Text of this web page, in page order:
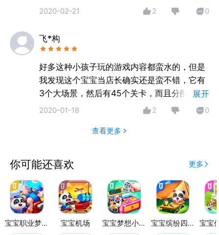
实还蛮不错的，老鼠喜欢偷吃东西，所以在里
不光让她玩了，确实潜移默化的也学到了些小
知识。
2020-02-21 2 0
飞*构
好多这种小孩子玩的游戏内容都蛮水的，但是
我发现这个宝宝当店长确实还是蛮不错，它有
3个大场景，然后有45个关卡，而且分配房间
也是需要有一定的常识的，不能随便分配，就
玩这个，每次写到了新的什么都会和我说，它
到了些东西的。
展开
2020-01-18 2 0
查看更多
你可能还喜欢 更多
宝宝职业梦工厂 宝宝机场 宝宝梦想小镇 宝宝缤纷四季